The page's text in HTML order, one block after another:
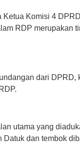
Komisi 4
RDP merupakan
dari
utama yang
dan tembok